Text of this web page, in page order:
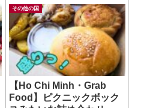
その他の国
【Ho Chi Minh・Grab
Food】ピクニックボック